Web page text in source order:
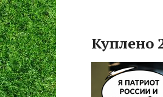
Куплено